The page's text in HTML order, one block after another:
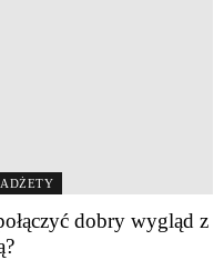
dobry wygląd z